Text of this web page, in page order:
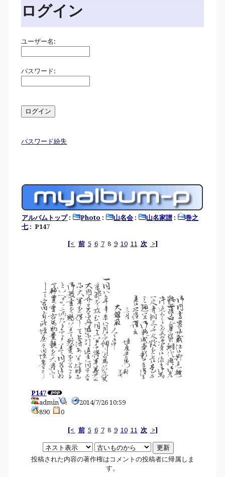
ログイン
ユーザー名:
パスワード:
パスワード紛失
アルバムトップ: Photo : 山名会 : 山名家譜 :
巻之
七: P147
[< 前 5 6 78 9 10 11 次 >]
P147
admin
2014/7/26 10:59
890
0
[< 前 5 6 78 9 10 11 次 >]
投稿された内容の著作権はコメントの投稿者に帰属しま
す。